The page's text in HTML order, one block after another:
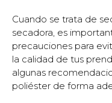
Cuando se trata de
secadora, es
precauciones para
la calidad de tus
algunas
poliéster de forma